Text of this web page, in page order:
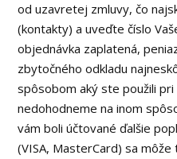
od uzavretej zmluvy, čo
(kontakty) a uveďte číslo
objednávka zaplatená,
zbytočného odkladu
spôsobom aký ste použili
nedohodneme na inom
vám boli účtované ďalšie
(VISA, MasterCard) sa